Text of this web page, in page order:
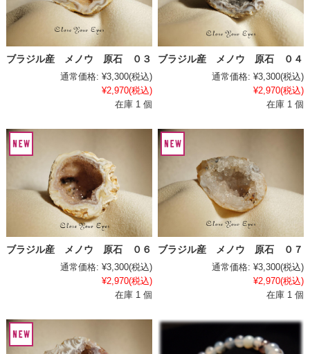
ブラジル産 メノウ 原石 ０３
通常価格: ¥3,300(税込)
¥2,970(税込)
在庫 1 個
ブラジル産 メノウ 原石 ０４
通常価格: ¥3,300(税込)
¥2,970(税込)
在庫 1 個
ブラジル産 メノウ 原石 ０６
通常価格: ¥3,300(税込)
¥2,970(税込)
在庫 1 個
ブラジル産 メノウ 原石 ０７
通常価格: ¥3,300(税込)
¥2,970(税込)
在庫 1 個